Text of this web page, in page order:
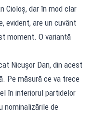
Cioloș, dar în mod clar
evident, are un cuvânt
moment. O variantă
Nicușor Dan, din acest
Pe măsură ce va trece
în interiorul partidelor
nominalizările de